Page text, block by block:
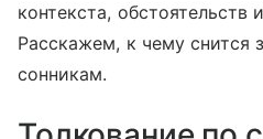
контекста, обстоятельств
Расскажем, к чему снится
сонникам.